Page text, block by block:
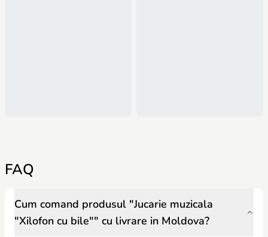
FAQ
Cum comand produsul "Jucarie muzicala
"Xilofon cu bile"" cu livrare in Moldova?